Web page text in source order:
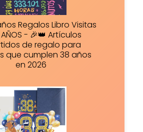
Regalos Libro Visitas
- 🎉👑 Artículos
de regalo para
que cumplen 38 años
en 2026